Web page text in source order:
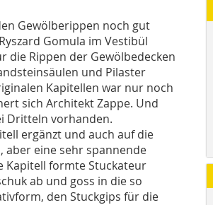
Gewölberippen noch gut
Gomula im Vestibül
die Rippen der Gewölbedecken
und Pilaster
Kapitellen war nur noch
sich Architekt Zappe. Und
Dritteln vorhanden.
ergänzt und auch auf die
aber eine sehr spannende
Kapitell formte Stuckateur
ab und goss in die so
den Stuckgips für die